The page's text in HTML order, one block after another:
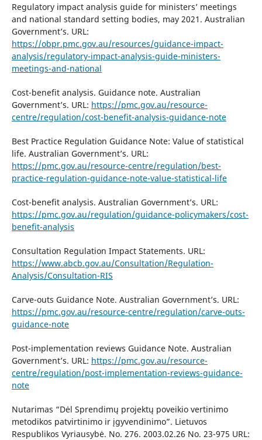
Regulatory impact analysis guide for ministers’ meetings
and national standard setting bodies, may 2021. Australian
Government’s. URL:
https://obpr.pmc.gov.au/resources/guidance-impact-
analysis/regulatory-impact-analysis-guide-ministers-
meetings-and-national
Cost-benefit analysis. Guidance note. Australian
Government’s. URL: https://pmc.gov.au/resource-
centre/regulation/cost-benefit-analysis-guidance-note
Best Practice Regulation Guidance Note: Value of statistical
life. Australian Government’s. URL:
https://pmc.gov.au/resource-centre/regulation/best-
practice-regulation-guidance-note-value-statistical-life
Cost-benefit analysis. Australian Government’s. URL:
https://pmc.gov.au/regulation/guidance-policymakers/cost-
benefit-analysis
Consultation Regulation Impact Statements. URL:
https://www.abcb.gov.au/Consultation/Regulation-
Analysis/Consultation-RIS
Carve-outs Guidance Note. Australian Government’s. URL:
https://pmc.gov.au/resource-centre/regulation/carve-outs-
guidance-note
Post-implementation reviews Guidance Note. Australian
Government’s. URL: https://pmc.gov.au/resource-
centre/regulation/post-implementation-reviews-guidance-
note
Nutarimas “Dėl Sprendimų projektų poveikio vertinimo
metodikos patvirtinimo ir įgyvendinimo”. Lietuvos
Respublikos Vyriausybė. No. 276. 2003.02.26 No. 23-975 URL: